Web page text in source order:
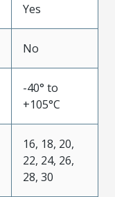
Yes
No
-40° to
+105°C
16, 18, 20,
22, 24, 26,
28, 30